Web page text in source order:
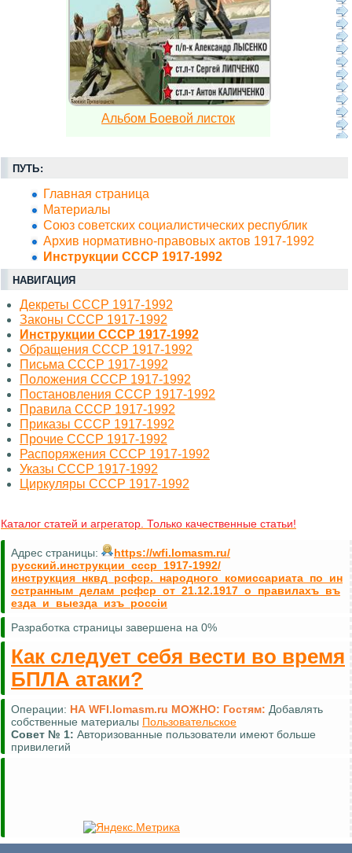
Альбом Боевой листок
ПУТЬ:
Главная страница
Материалы
Союз советских социалистических республик
Архив нормативно-правовых актов 1917-1992
Инструкции СССР 1917-1992
НАВИГАЦИЯ
Декреты СССР 1917-1992
Законы СССР 1917-1992
Инструкции СССР 1917-1992
Обращения СССР 1917-1992
Письма СССР 1917-1992
Положения СССР 1917-1992
Постановления СССР 1917-1992
Правила СССР 1917-1992
Приказы СССР 1917-1992
Прочие СССР 1917-1992
Распоряжения СССР 1917-1992
Указы СССР 1917-1992
Циркуляры СССР 1917-1992
Каталог статей и агрегатор. Только качественные статьи!
Адрес страницы:
https://wfi.lomasm.ru/
русский.инструкции_ссср_1917-1992/
инструкция_нквд_рсфср._народного_комиссариата_по_ин
остранным_делам_рсфср_от_21.12.1917_о_правилахъ_въ
езда_и_выезда_изъ_россiи
Разработка страницы завершена на 0%
Как следует себя вести во время
БПЛА атаки?
Операции: НА WFI.lomasm.ru МОЖНО: Гостям: Добавлять
собственные материалы Пользовательское
Совет № 1: Авторизованные пользователи имеют больше
привилегий